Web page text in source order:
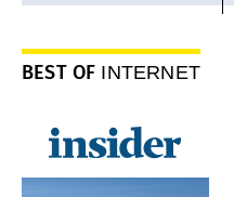
BEST OF INTERNET